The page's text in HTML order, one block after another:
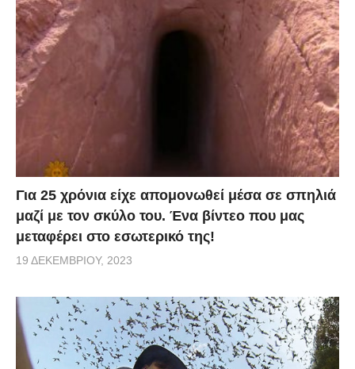
Για 25 χρόνια είχε απομονωθεί μέσα σε σπηλιά
μαζί με τον σκύλο του. Ένα βίντεο που μας
μεταφέρει στο εσωτερικό της!
19 ΔΕΚΕΜΒΡΊΟΥ, 2023